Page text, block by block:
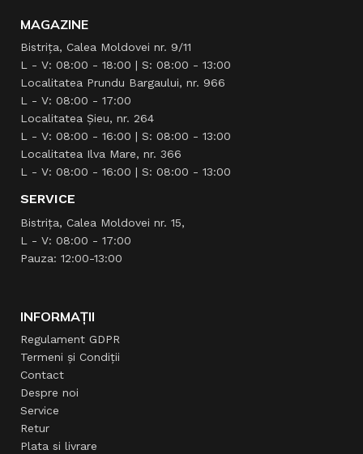
MAGAZINE
Bistrița, Calea Moldovei nr. 9/11
L - V: 08:00 - 18:00 | S: 08:00 - 13:00
Localitatea Prundu Bargaului, nr. 966
L - V: 08:00 - 17:00
Localitatea Şieu, nr. 264
L - V: 08:00 - 16:00 | S: 08:00 - 13:00
Localitatea Ilva Mare, nr. 366
L - V: 08:00 - 16:00 | S: 08:00 - 13:00
SERVICE
Bistrița, Calea Moldovei nr. 15,
L - V: 08:00 - 17:00
Pauza: 12:00-13:00
INFORMAȚII
Regulament GDPR
Termeni și Condiții
Contact
Despre noi
Service
Retur
Plata si livrare